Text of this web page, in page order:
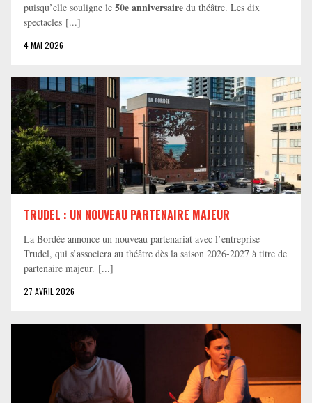
puisqu’elle souligne le 50e anniversaire du théâtre. Les dix
spectacles [...]
4 MAI 2026
TRUDEL : UN NOUVEAU PARTENAIRE MAJEUR
La Bordée annonce un nouveau partenariat avec l’entreprise
Trudel, qui s’associera au théâtre dès la saison 2026-2027 à titre de
partenaire majeur. [...]
27 AVRIL 2026